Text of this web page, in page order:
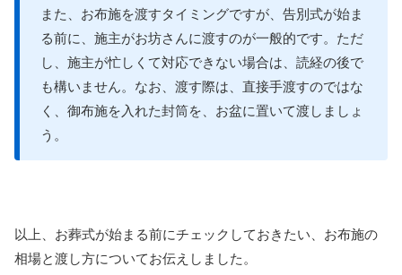
また、お布施を渡すタイミングですが、告別式が始ま
る前に、施主がお坊さんに渡すのが一般的です。ただ
し、施主が忙しくて対応できない場合は、読経の後で
も構いません。なお、渡す際は、直接手渡すのではな
く、御布施を入れた封筒を、お盆に置いて渡しましょ
う。
以上、お葬式が始まる前にチェックしておきたい、お布施の
相場と渡し方についてお伝えしました。